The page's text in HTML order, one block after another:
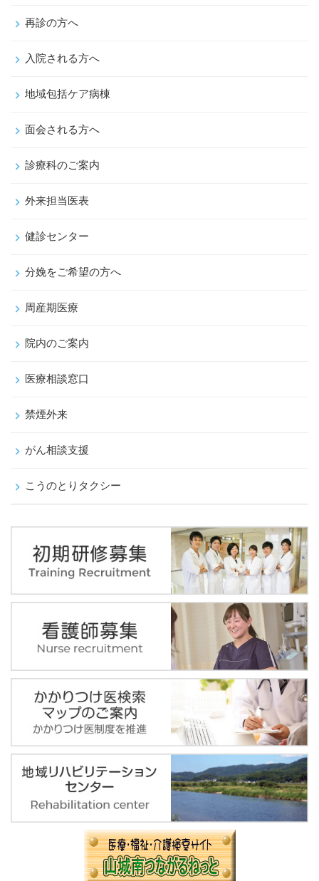
再診の方へ
入院される方へ
地域包括ケア病棟
面会される方へ
診療科のご案内
外来担当医表
健診センター
分娩をご希望の方へ
周産期医療
院内のご案内
医療相談窓口
禁煙外来
がん相談支援
こうのとりタクシー